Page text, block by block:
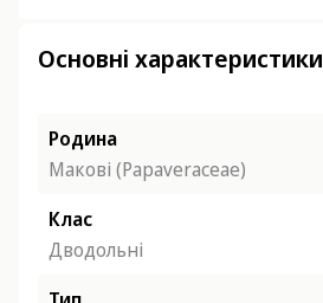
Основні характеристики
Родина
Макові (Papaveraceae)
Клас
Дводольні